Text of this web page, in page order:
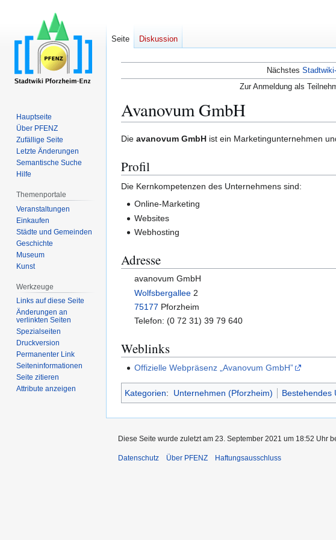
Nächstes
Zur Anmeldung als
Avanovum GmbH
Zur
springen
Zur
springen
Die avanovum GmbH ist ein Marketingunternehmen
Profil
Die Kernkompetenzen des Unternehmens sind:
Online-Marketing
Websites
Webhosting
Adresse
avanovum GmbH
Wolfsbergallee 2
75177 Pforzheim
Telefon: (0 72 31) 39 79 640
Weblinks
Offizielle Webpräsenz „Avanovum GmbH”
Kategorien: Unternehmen (Pforzheim) Bestehendes
Seite Diskussion
Hauptseite
Über PFENZ
Zufällige Seite
Letzte Änderungen
Semantische Suche
Hilfe
Themenportale
Veranstaltungen
Einkaufen
Städte und Gemeinden
Geschichte
Museum
Kunst
Werkzeuge
Links auf diese Seite
Änderungen an
verlinkten Seiten
Spezialseiten
Druckversion
Permanenter Link
Seiten­­informationen
Seite zitieren
Attribute anzeigen
Diese Seite wurde zuletzt am 23. September 2021 um 18:52 Uhr
Datenschutz Über PFENZ Haftungsausschluss